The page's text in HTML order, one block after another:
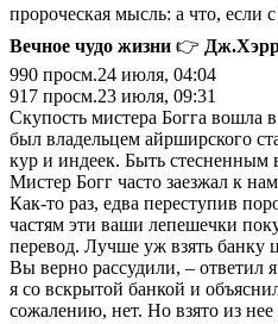
пророческая мысль: а что, если
Вечное чудо жизни 👉
990 просм.24 июля, 04:04
917 просм.23 июля, 09:31
Скупость мистера Богга вошла
был владельцем айрширского
кур и индеек. Быть стесненным
Мистер Богг часто заезжал к
Как-то раз, едва переступив
частям эти ваши лепешечки
перевод. Лучше уж взять банку
Вы верно рассудили, – ответил
я со вскрытой банкой и
сожалению, нет. Но взято из нее